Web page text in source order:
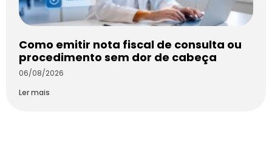
Como emitir nota fiscal de consulta ou
procedimento sem dor de cabeça
06/08/2026
Ler mais